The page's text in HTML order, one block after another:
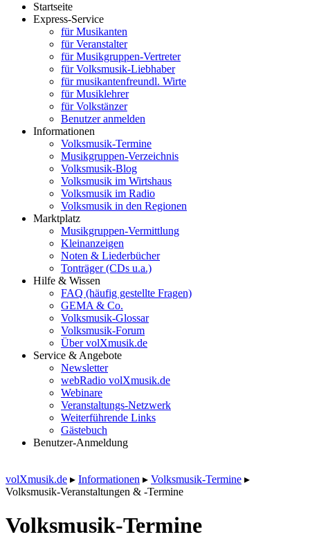
Startseite
Express-Service
für Musikanten
für Veranstalter
für Musikgruppen-Vertreter
für Volksmusik-Liebhaber
für musikantenfreundl. Wirte
für Musiklehrer
für Volkstänzer
Benutzer anmelden
Informationen
Volksmusik-Termine
Musikgruppen-Verzeichnis
Volksmusik-Blog
Volksmusik im Wirtshaus
Volksmusik im Radio
Volksmusik in den Regionen
Marktplatz
Musikgruppen-Vermittlung
Kleinanzeigen
Noten & Liederbücher
Tonträger (CDs u.a.)
Hilfe & Wissen
FAQ (häufig gestellte Fragen)
GEMA & Co.
Volksmusik-Glossar
Volksmusik-Forum
Über volXmusik.de
Service & Angebote
Newsletter
webRadio volXmusik.de
Webinare
Veranstaltungs-Netzwerk
Weiterführende Links
Gästebuch
Benutzer-Anmeldung
volXmusik.de ▸ Informationen ▸ Volksmusik-Termine ▸
Volksmusik-Veranstaltungen & -Termine
Volksmusik-Termine